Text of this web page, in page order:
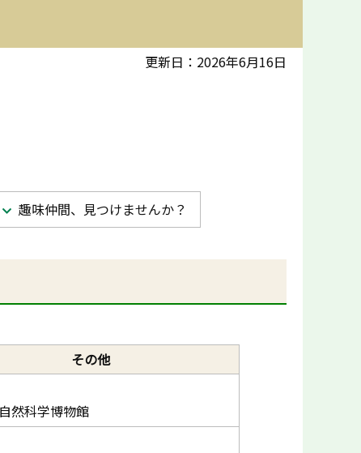
更新日：2026年6月16日
趣味仲間、見つけませんか？
その他
然科学博物館